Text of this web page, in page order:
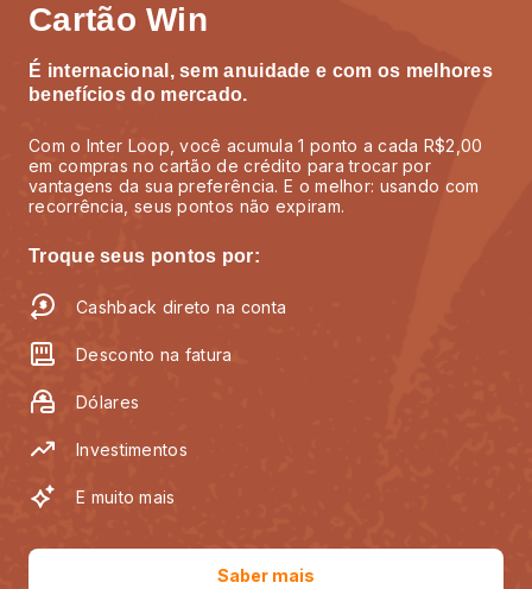
Cartão Win
É internacional, sem anuidade e com os melhores
benefícios do mercado.
Com o Inter Loop, você acumula 1 ponto a cada R$2,00
em compras no cartão de crédito para trocar por
vantagens da sua preferência. E o melhor: usando com
recorrência, seus pontos não expiram.
Troque seus pontos por:
Cashback direto na conta
Desconto na fatura
Dólares
Investimentos
E muito mais
Saber mais